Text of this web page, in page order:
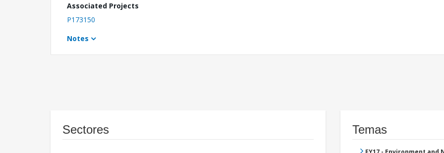
Associated Projects
P173150
Notes
Sectores Temas